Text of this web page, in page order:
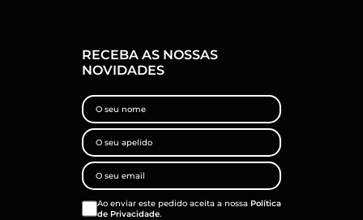
RECEBA AS NOSSAS
NOVIDADES
Ao enviar este pedido aceita a nossa Política
de Privacidade.